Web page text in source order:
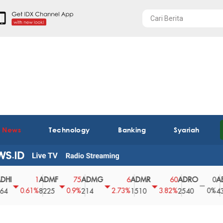
Technology Banking Syariah
0.61%
ADMF
8225
75
0.9%
ADMG
214
2.73%
ADMR
1510
60
3.82%
ADRO
2540
0
0%
AEGS